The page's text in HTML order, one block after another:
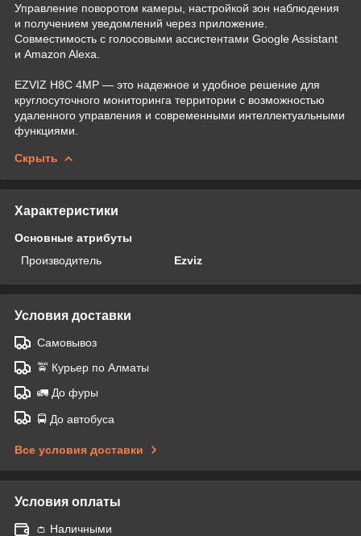
Управление поворотом камеры, настройкой зон наблюдения
и получением уведомлений через приложение.
Совместимость с голосовыми ассистентами Google Assistant
и Amazon Alexa.
EZVIZ H8C 4MP — это надежное и удобное решение для
круглосуточного мониторинга территории с возможностью
удаленного управления и современными интеллектуальными
функциями.
Скрыть
Характеристики
Основные атрибуты
Производитель
Ezviz
Условия доставки
Самовывоз
🚖 Курьер по Алматы
🚛 До фуры
🚍 До автобуса
Все условия доставки
Условия оплаты
👛 Наличными